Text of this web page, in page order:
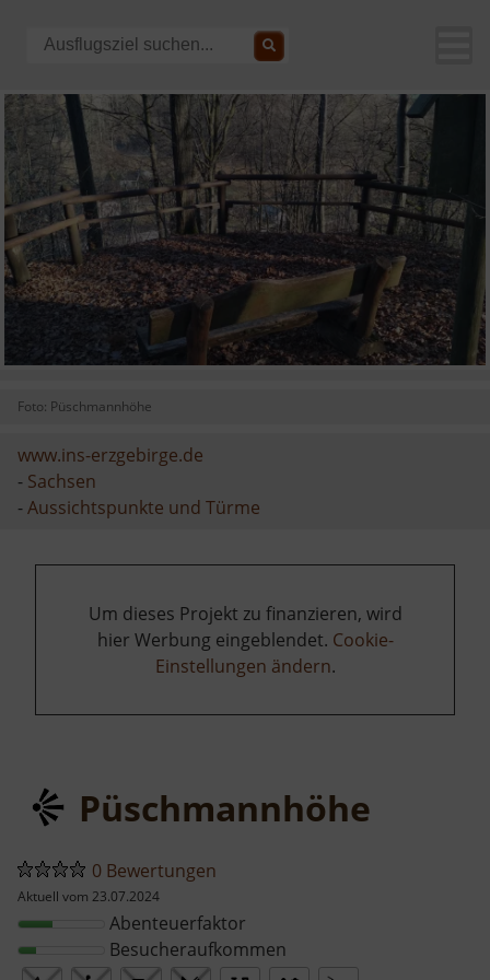
Foto: Püschmannhöhe
www.ins-erzgebirge.de
- Sachsen
-Aussichtspunkte und Türme
Um dieses Projekt zu finanzieren, wird
hier Werbung eingeblendet. Cookie-
Einstellungen ändern.
Püschmannhöhe
0 Bewertungen
Aktuell vom 23.07.2024
Abenteuerfaktor
Besucheraufkommen